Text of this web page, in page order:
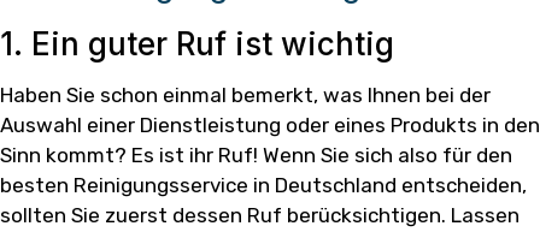
1. Ein guter Ruf ist wichtig
Haben Sie schon einmal bemerkt, was Ihnen bei der
Auswahl einer Dienstleistung oder eines Produkts in den
Sinn kommt? Es ist ihr Ruf! Wenn Sie sich also für den
besten Reinigungsservice in Deutschland entscheiden,
sollten Sie zuerst dessen Ruf berücksichtigen. Lassen